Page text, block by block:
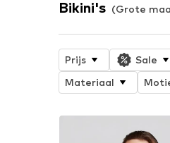
Bikini's (Grote
Prijs Sale
Materiaal